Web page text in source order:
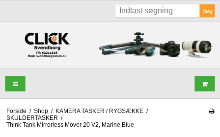
Søg
Forside / Shop / KAMERA TASKER / RYGSÆKKE /
SKULDERTASKER /
Think Tank Mirrorless Mover 20 V2, Marine Blue